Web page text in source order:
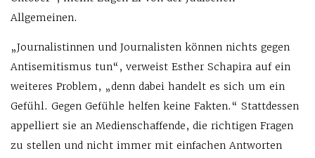
Allgemeinen.
„Journalistinnen und Journalisten können nichts gegen
Antisemitismus tun“, verweist Esther Schapira auf ein
weiteres Problem, „denn dabei handelt es sich um ein
Gefühl. Gegen Gefühle helfen keine Fakten.“ Stattdessen
appelliert sie an Medienschaffende, die richtigen Fragen
zu stellen und nicht immer mit einfachen Antworten